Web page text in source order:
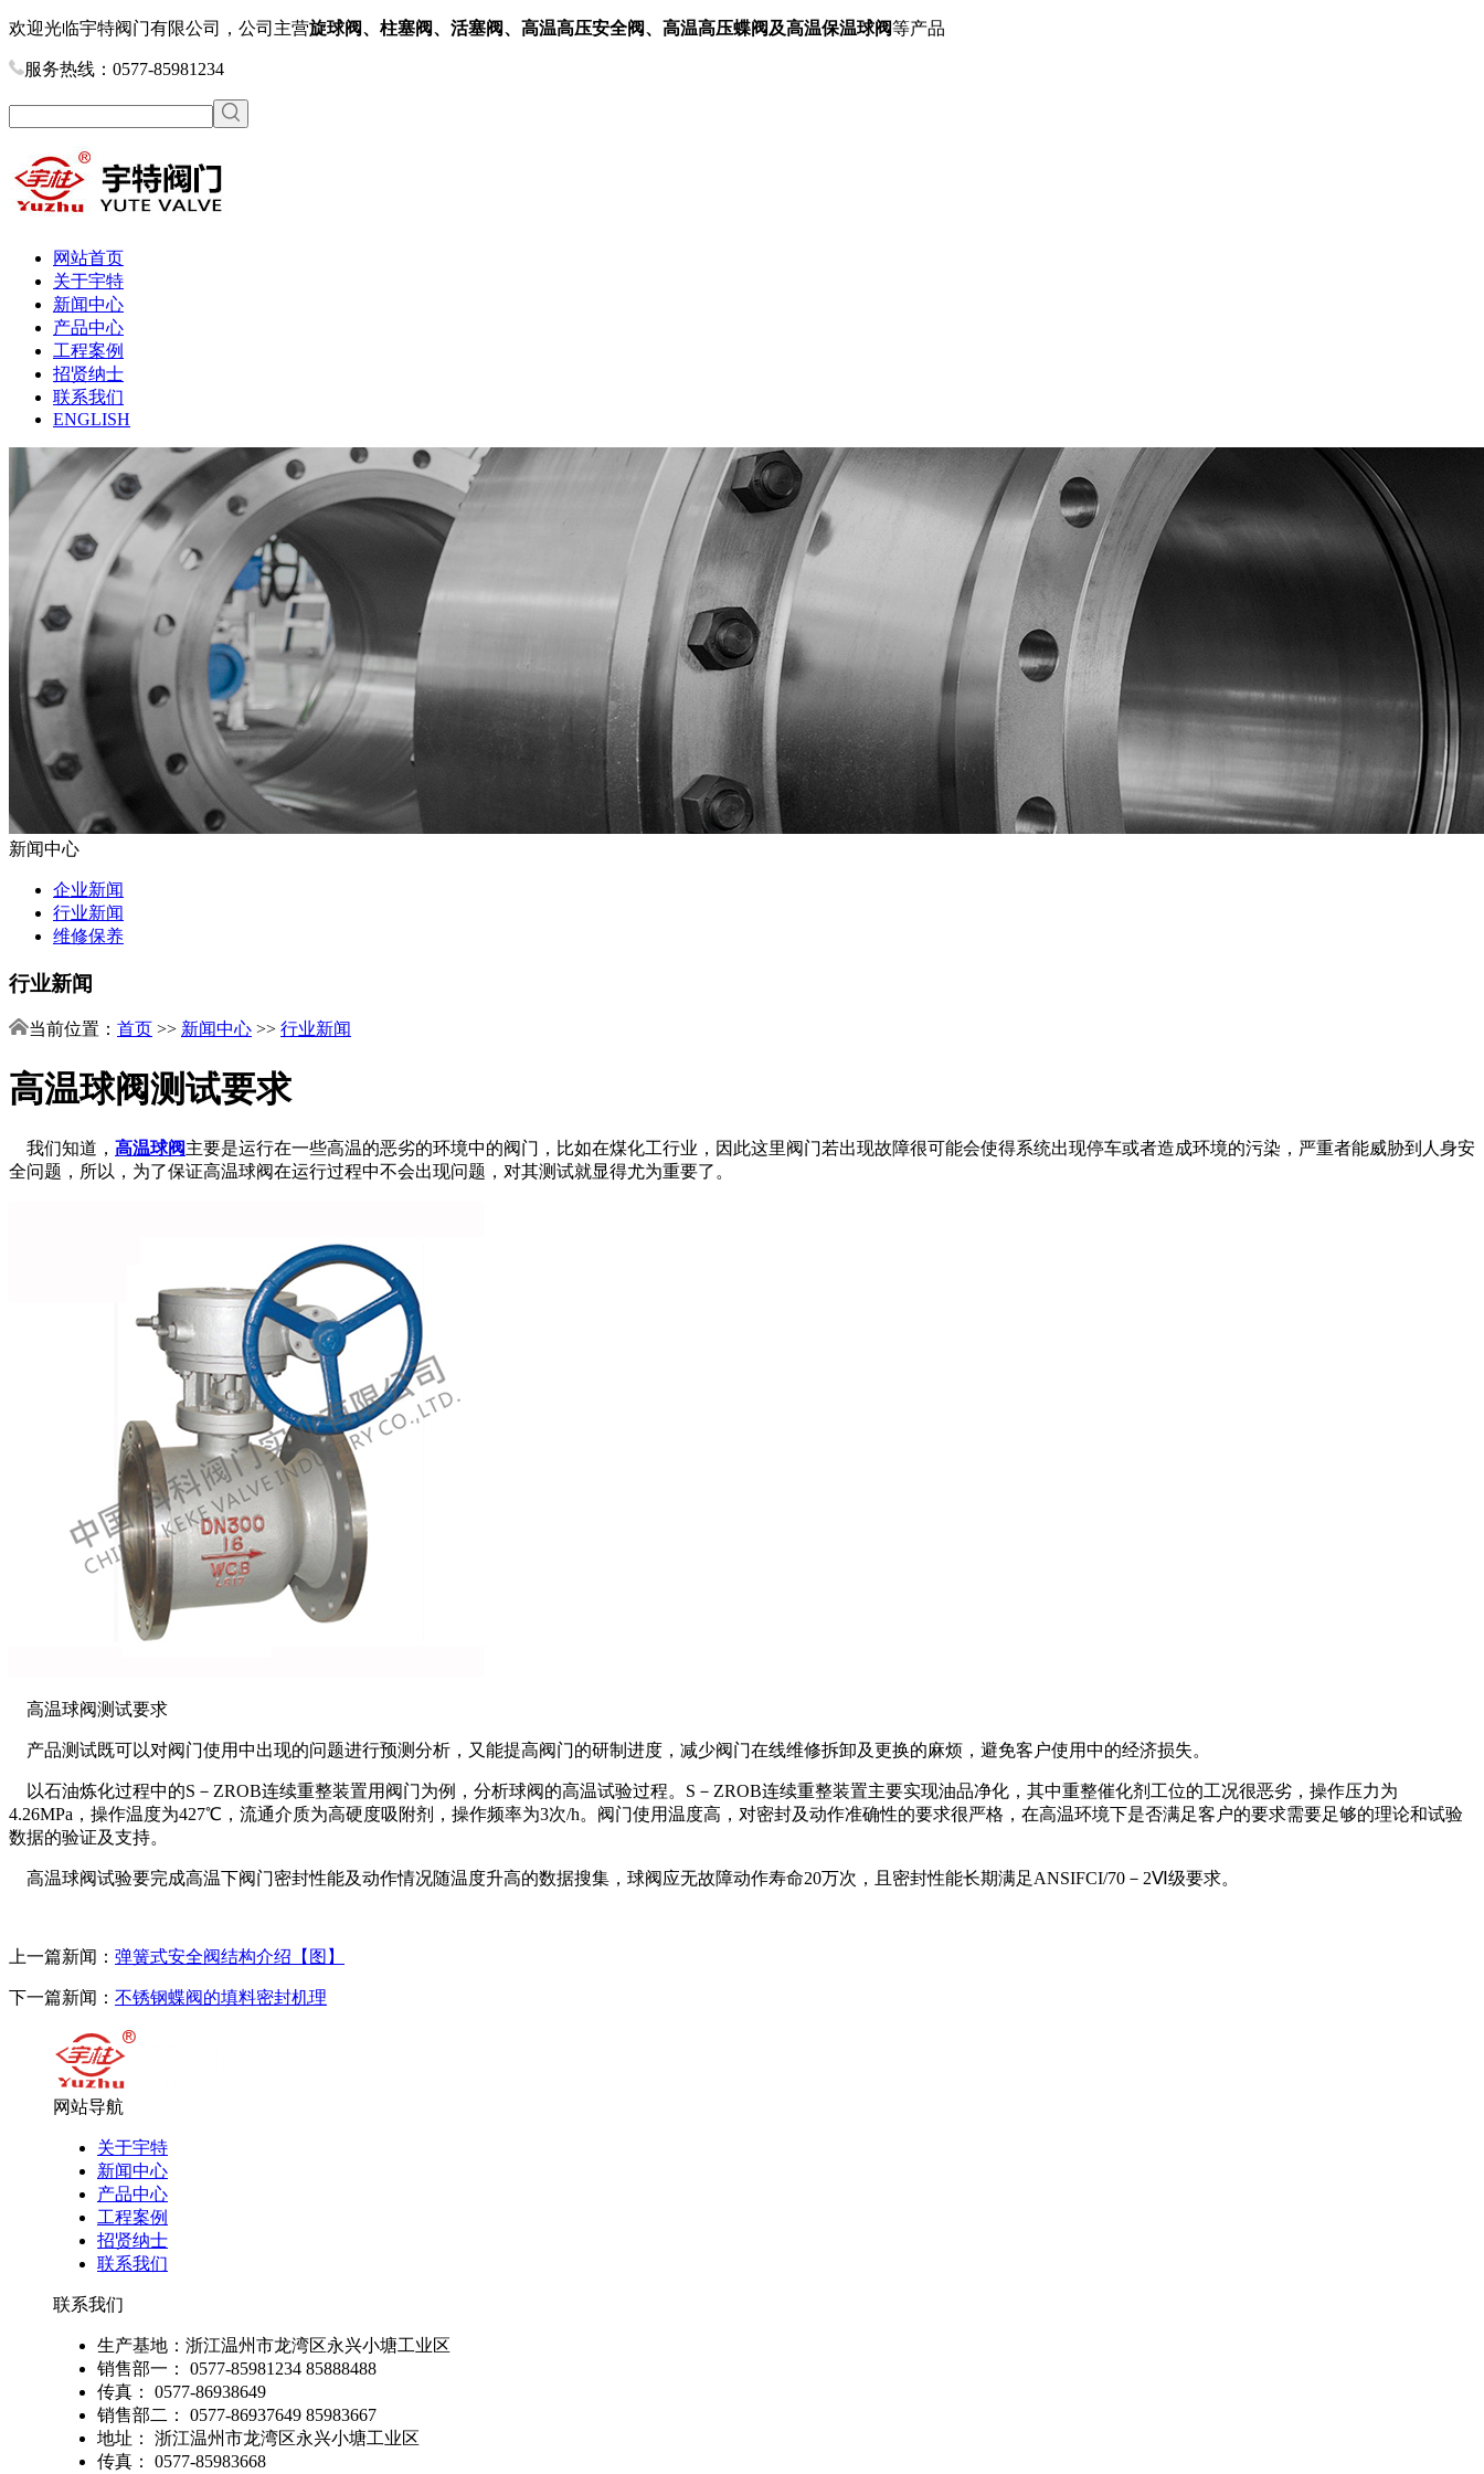
欢迎光临宇特阀门有限公司，公司主营旋球阀、柱塞阀、活塞阀、高温高压安全阀、高温高压蝶阀及高温保温球阀等产品
服务热线：0577-85981234
网站首页
关于宇特
新闻中心
产品中心
工程案例
招贤纳士
联系我们
ENGLISH
新闻中心
企业新闻
行业新闻
维修保养
行业新闻
当前位置： 首页 >> 新闻中心 >> 行业新闻
高温球阀测试要求
我们知道， 高温球阀主要是运行在一些高温的恶劣的环境中的阀门，比如在煤化工行业，因此这里阀门若出现故障很可能会使得系统出现停车或者造成环境的污染，严重者能威胁到人身安
全问题，所以，为了保证高温球阀在运行过程中不会出现问题，对其测试就显得尤为重要了。
高温球阀测试要求
产品测试既可以对阀门使用中出现的问题进行预测分析，又能提高阀门的研制进度，减少阀门在线维修拆卸及更换的麻烦，避免客户使用中的经济损失。
以石油炼化过程中的S－ZROB连续重整装置用阀门为例，分析球阀的高温试验过程。S－ZROB连续重整装置主要实现油品净化，其中重整催化剂工位的工况很恶劣，操作压力为
4.26MPa，操作温度为427℃，流通介质为高硬度吸附剂，操作频率为3次/h。阀门使用温度高，对密封及动作准确性的要求很严格，在高温环境下是否满足客户的要求需要足够的理论和试验
数据的验证及支持。
高温球阀试验要完成高温下阀门密封性能及动作情况随温度升高的数据搜集，球阀应无故障动作寿命20万次，且密封性能长期满足ANSIFCI/70－2Ⅵ级要求。
上一篇新闻： 弹簧式安全阀结构介绍【图】
下一篇新闻： 不锈钢蝶阀的填料密封机理
网站导航
关于宇特
新闻中心
产品中心
工程案例
招贤纳士
联系我们
联系我们
生产基地：浙江温州市龙湾区永兴小塘工业区
销售部一： 0577-85981234 85888488
传真： 0577-86938649
销售部二： 0577-86937649 85983667
地址： 浙江温州市龙湾区永兴小塘工业区
传真： 0577-85983668